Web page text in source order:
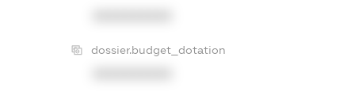
dossier.budget_dotation